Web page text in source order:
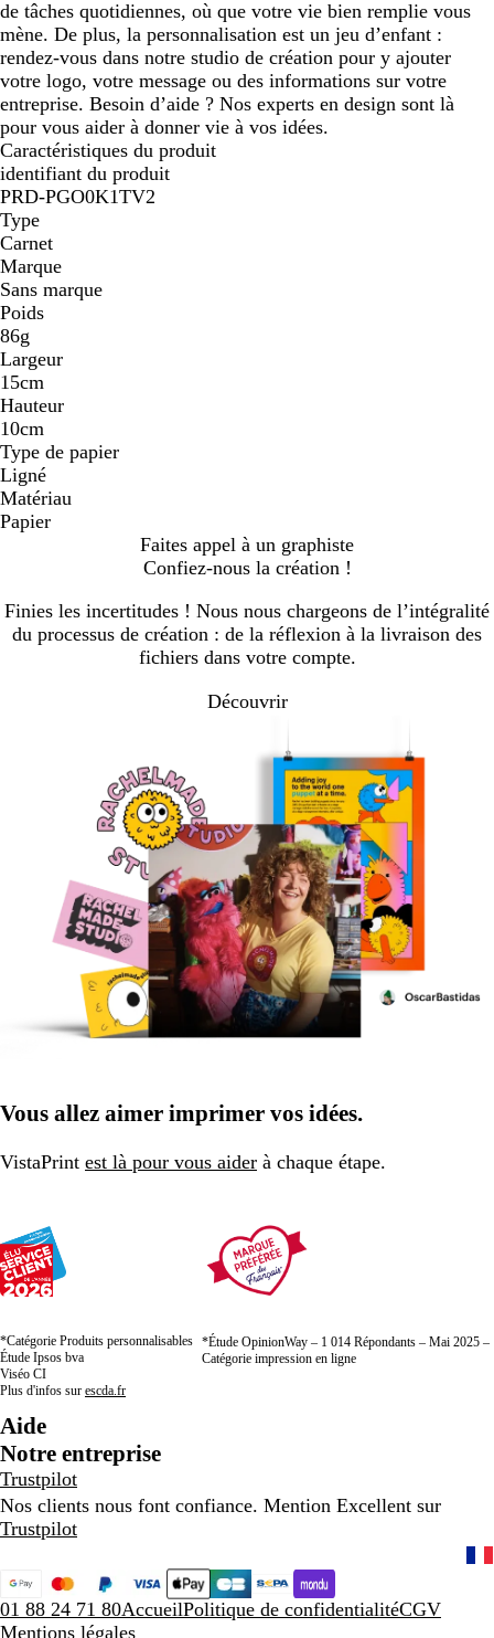
de tâches quotidiennes, où que votre vie bien remplie vous
mène. De plus, la personnalisation est un jeu d’enfant :
rendez-vous dans notre studio de création pour y ajouter
votre logo, votre message ou des informations sur votre
entreprise. Besoin d’aide ? Nos experts en design sont là
pour vous aider à donner vie à vos idées.
Caractéristiques du produit
identifiant du produit
PRD-PGO0K1TV2
Type
Carnet
Marque
Sans marque
Poids
86g
Largeur
15cm
Hauteur
10cm
Type de papier
Ligné
Matériau
Papier
Faites appel à un graphiste
Confiez-nous la création !
Finies les incertitudes ! Nous nous chargeons de l’intégralité
du processus de création : de la réflexion à la livraison des
fichiers dans votre compte.
Découvrir
Vous allez aimer imprimer vos idées.
VistaPrint est là pour vous aider à chaque étape.
*Catégorie Produits personnalisables
Étude Ipsos bva
Viséo CI
Plus d'infos sur escda.fr
*Étude OpinionWay – 1 014 Répondants – Mai 2025 –
Catégorie impression en ligne
Aide
Notre entreprise
Trustpilot
Nos clients nous font confiance. Mention Excellent sur
Trustpilot
01 88 24 71 80AccueilPolitique de confidentialitéCGV
Mentions légales